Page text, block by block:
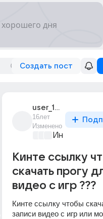
Создать пост
user_16975634
16лет
Изменено
Кинте ссылку
скачать прогу
видео с игр ???
Кинте ссылку чтобы
записи видео с игр или